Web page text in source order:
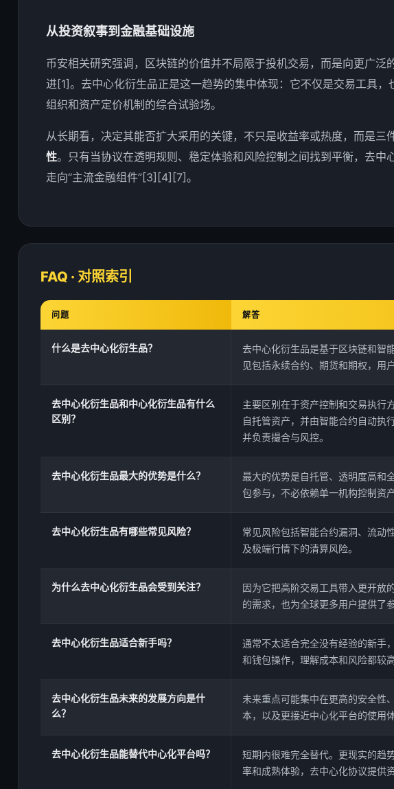
从投资叙事到金融基础设施
币安相关研究强调，区块链的价值并不局限于投机交易，而是向更广泛
进[1]。去中心化衍生品正是这一趋势的集中体现：它不仅是交易工具，
组织和资产定价机制的综合试验场。
从长期看，决定其能否扩大采用的关键，不只是收益率或热度，而是三件
性。只有当协议在透明规则、稳定体验和风险控制之间找到平衡，去中
走向“主流金融组件”[3][4][7]。
FAQ · 对照索引
问题 解答
什么是去中心化衍生品？
去中心化衍生品是基于区块链和智
见包括永续合约、期货和期权，用
去中心化衍生品和中心化衍生品有什么
区别？
主要区别在于资产控制和交易执行
自托管资产，并由智能合约自动执
并负责撮合与风控。
去中心化衍生品最大的优势是什么？
最大的优势是自托管、透明度高和
包参与，不必依赖单一机构控制资产
去中心化衍生品有哪些常见风险？
常见风险包括智能合约漏洞、流动
及极端行情下的清算风险。
为什么去中心化衍生品会受到关注？
因为它把高阶交易工具带入更开放
的需求，也为全球更多用户提供了
去中心化衍生品适合新手吗？
通常不太适合完全没有经验的新手
和钱包操作，理解成本和风险都较高
去中心化衍生品未来的发展方向是什
么？
未来重点可能集中在更高的安全性
本，以及更接近中心化平台的使用体
去中心化衍生品能替代中心化平台吗？
短期内很难完全替代。更现实的趋
率和成熟体验，去中心化协议提供